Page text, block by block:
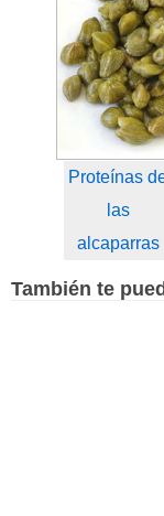
Proteínas
las
alcaparras
También te